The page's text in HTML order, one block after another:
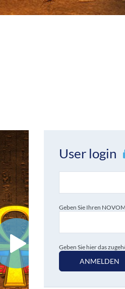
User login
Geben Sie Ihren
Geben Sie hier das
ANMELDEN